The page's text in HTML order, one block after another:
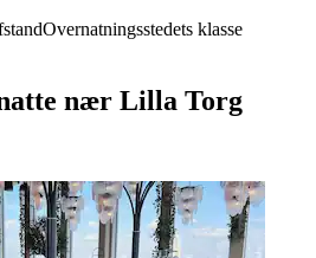
Overnatningsstedets klasse
nær Lilla Torg